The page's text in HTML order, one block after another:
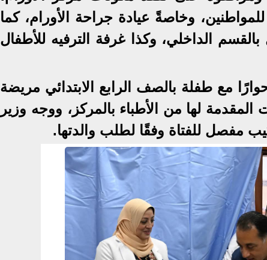
وخاصةً عيادة جراحة الأورام، كما
الداخلي، وكذا غرفة الترفيه للأطفال
مع طفلة بالصف الرابع الابتدائي مريضة
لها من الأطباء بالمركز، ووجه وزير
مفصل للفتاة وفقًا لطلب والدتها.